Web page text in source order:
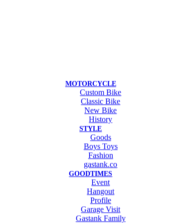
MOTORCYCLE
Custom Bike
Classic Bike
New Bike
History
STYLE
Goods
Boys Toys
Fashion
gastank.co
GOODTIMES
Event
Hangout
Profile
Garage Visit
Gastank Family